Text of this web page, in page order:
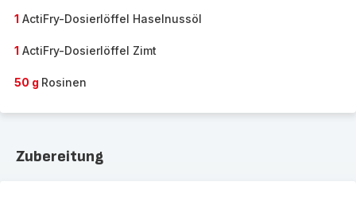
1 ActiFry-Dosierlöffel Haselnussöl
1 ActiFry-Dosierlöffel Zimt
50 g Rosinen
Zubereitung